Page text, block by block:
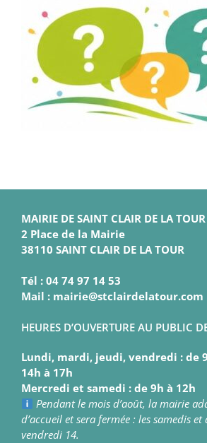
MAIRIE DE SAINT CLAIR DE LA TOUR
2 Place de la Mairie
38110 SAINT CLAIR DE LA TOUR
Tél : 04 74 97 14 53
Mail : mairie@stclairdelatour.com
HEURES D’OUVERTURE AU PUBLIC
Lundi, mardi, jeudi, vendredi : de
14h à 17h
Mercredi et samedi : de 9h à 12h
Pendant le mois d’août, la mairie
d’accueil et sera fermée : les samedis
vendredi 14.